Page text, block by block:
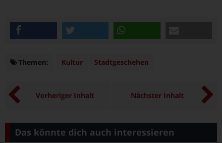
Themen: Themen
Kultur Stadtgeschehen
Vorheriger Inhalt Nächster Inhalt
Das könnte dich auch interessieren